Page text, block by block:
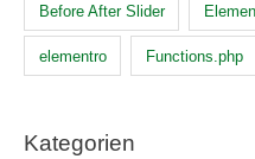
Before After Slider
elementro Functions.php
Kategorien